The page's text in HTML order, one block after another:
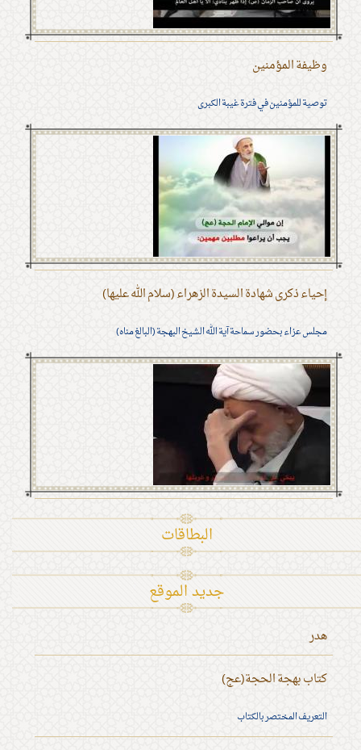
وظيفة المؤمنين
توصية للمؤمنين في فترة غيبة الكبرى
إحياء ذكرى شهادة السيدة الزهراء (سلام الله عليها)
مجلس عزاء بحضور سماحة آية الله الشيخ البهجة (البالغ مناه)
البطاقات
جديد الموقع
هدر
كتاب بهجة الحجة(عج)
التعريف المختصر بالكتاب